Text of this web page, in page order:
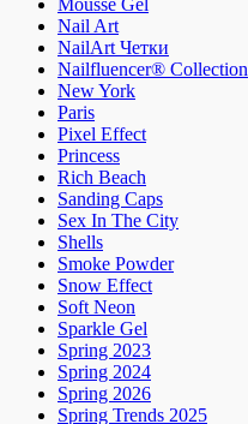
Nail Art
NailArt Четки
Nailfluencer® Collection
New York
Paris
Pixel Effect
Princess
Rich Beach
Sanding Caps
Sex In The City
Shells
Smoke Powder
Snow Effect
Soft Neon
Sparkle Gel
Spring 2023
Spring 2024
Spring 2026
Spring Trends 2025